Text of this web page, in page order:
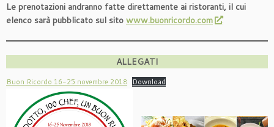
Le prenotazioni andranno fatte direttamente ai ristoranti, il cui
elenco sarà pubblicato sul sito www.buonricordo.com .
ALLEGATI
Buon Ricordo 16-25 novembre 2018 Download